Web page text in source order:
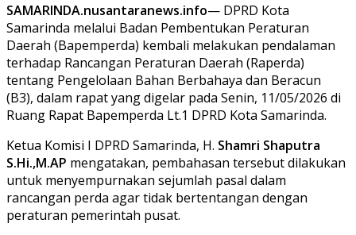
SAMARINDA.nusantaranews.info— DPRD Kota
Samarinda melalui Badan Pembentukan Peraturan
Daerah (Bapemperda) kembali melakukan pendalaman
terhadap Rancangan Peraturan Daerah (Raperda)
tentang Pengelolaan Bahan Berbahaya dan Beracun
(B3), dalam rapat yang digelar pada Senin, 11/05/2026 di
Ruang Rapat Bapemperda Lt.1 DPRD Kota Samarinda.
Ketua Komisi I DPRD Samarinda, H. Shamri Shaputra
S.Hi.,M.AP mengatakan, pembahasan tersebut dilakukan
untuk menyempurnakan sejumlah pasal dalam
rancangan perda agar tidak bertentangan dengan
peraturan pemerintah pusat.